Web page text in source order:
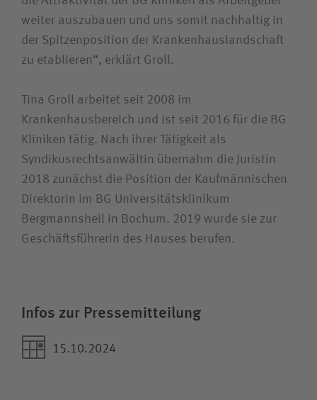
weiter auszubauen und uns somit nachhaltig in
der Spitzenposition der Krankenhaus­landschaft
zu etablieren“, erklärt Groll.
Tina Groll arbeitet seit 2008 im
Krankenhausbereich und ist seit 2016 für die BG
Kliniken tätig. Nach ihrer Tätigkeit als
Syndikusrechtsanwältin übernahm die Juristin
2018 zunächst die Position der Kaufmännischen
Direktorin im BG Universitäts­klinikum
Bergmannsheil in Bochum. 2019 wurde sie zur
Geschäftsführerin des Hauses berufen.
Infos zur Pressemitteilung
15.10.2024